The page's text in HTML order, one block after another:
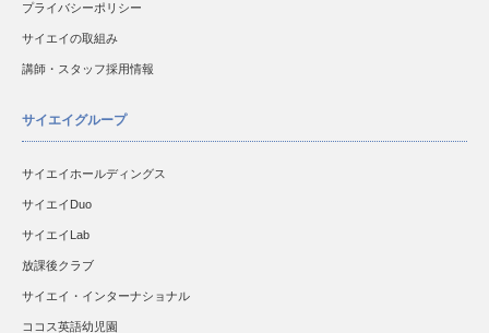
プライバシーポリシー
サイエイの取組み
講師・スタッフ採用情報
サイエイグループ
サイエイホールディングス
サイエイDuo
サイエイLab
放課後クラブ
サイエイ・インターナショナル
ココス英語幼児園